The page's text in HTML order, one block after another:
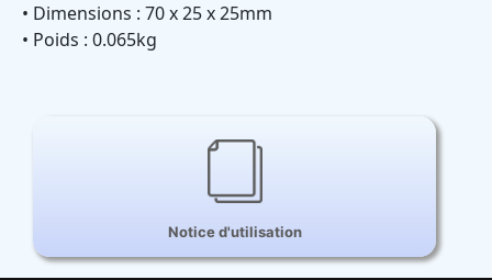
• Dimensions : 70 x 25 x 25mm
• Poids : 0.065kg
Notice d'utilisation